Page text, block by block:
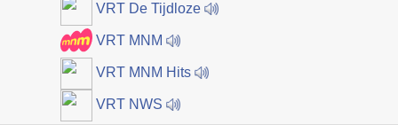
VRT De Tijdloze
VRT MNM
VRT MNM Hits
VRT NWS